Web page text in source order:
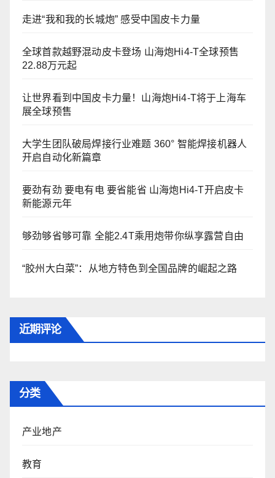
走进“我和我的长城炮” 感受中国皮卡力量
全球首款越野混动皮卡登场 山海炮Hi4-T全球预售
22.88万元起
让世界看到中国皮卡力量！山海炮Hi4-T将于上海车
展全球预售
大学生团队破局焊接行业难题 360° 智能焊接机器人
开启自动化新篇章
要劲有劲 要电有电 要省能省 山海炮Hi4-T开启皮卡
新能源元年
够劲够省够可靠 全能2.4T乘用炮带你纵享露营自由
“胶州大白菜”：从地方特色到全国品牌的崛起之路
近期评论
分类
产业地产
教育